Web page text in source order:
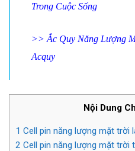
Trong Cuộc Sống
>> Ắc Quy Năng Lượng
Acquy
Nội Dung
1 Cell pin năng lượng mặt trời
2 Cell pin năng lượng mặt trời